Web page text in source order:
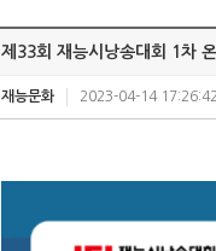
제33회 재능시낭송대회 1차
재능문화 2023-04-14